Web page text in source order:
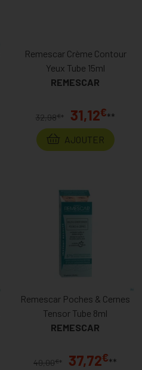
Remescar Crème Contour
Yeux Tube 15ml
REMESCAR
32,98€ * 31,12€**
AJOUTER
Remescar Poches & Cernes
Tensor Tube 8ml
REMESCAR
40,00€* 37,72€**